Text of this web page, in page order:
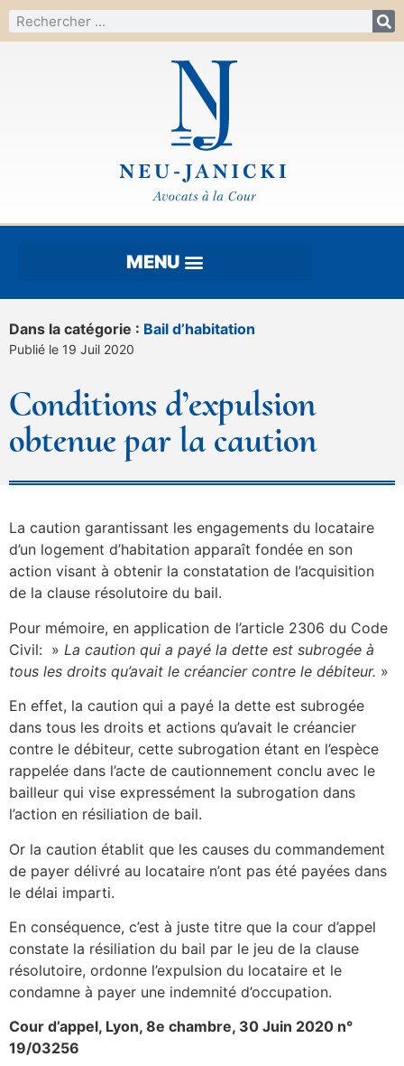
Dans la catégorie : Bail d’habitation
Publié le 19 Juil 2020
Conditions d’expulsion
obtenue par la caution
La caution garantissant les engagements du locataire
d’un logement d’habitation apparaît fondée en son
action visant à obtenir la constatation de l’acquisition
de la clause résolutoire du bail.
Pour mémoire, en application de l’article 2306 du Code
Civil: » La caution qui a payé la dette est subrogée à
tous les droits qu’avait le créancier contre le débiteur. »
En effet, la caution qui a payé la dette est subrogée
dans tous les droits et actions qu’avait le créancier
contre le débiteur, cette subrogation étant en l’espèce
rappelée dans l’acte de cautionnement conclu avec le
bailleur qui vise expressément la subrogation dans
l’action en résiliation de bail.
Or la caution établit que les causes du commandement
de payer délivré au locataire n’ont pas été payées dans
le délai imparti.
En conséquence, c’est à juste titre que la cour d’appel
constate la résiliation du bail par le jeu de la clause
résolutoire, ordonne l’expulsion du locataire et le
condamne à payer une indemnité d’occupation.
Cour d’appel, Lyon, 8e chambre, 30 Juin 2020 n°
19/03256